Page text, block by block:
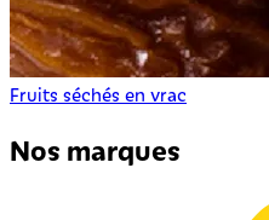
Fruits séchés en vrac
Nos marques